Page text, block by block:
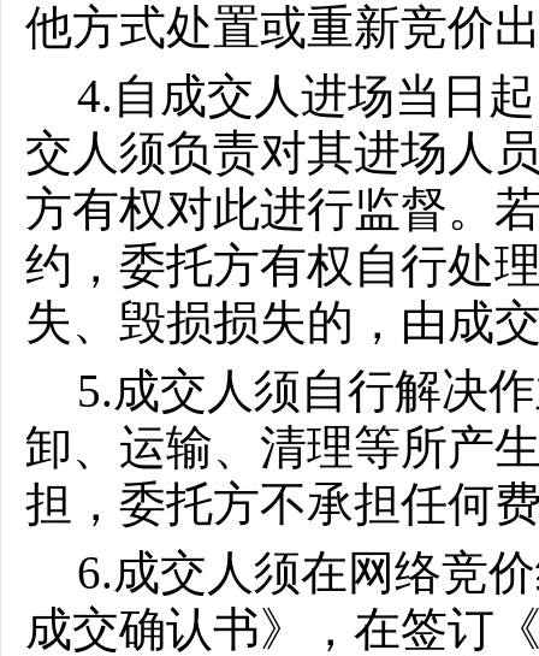
他方式处置或重新竞价
4.自成交人进场当日
交人须负责对其进场人
方有权对此进行监督。
约，委托方有权自行处
失、毁损损失的，由成
5.成交人须自行解决
卸、运输、清理等所产
担，委托方不承担任何
6.成交人须在网络竞
成交确认书》，在签订